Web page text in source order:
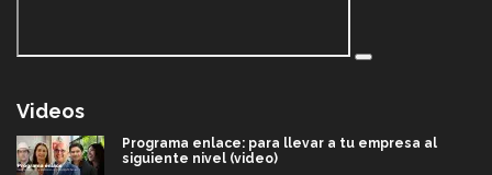
Videos
Programa enlace: para llevar a tu empresa al
siguiente nivel (video)